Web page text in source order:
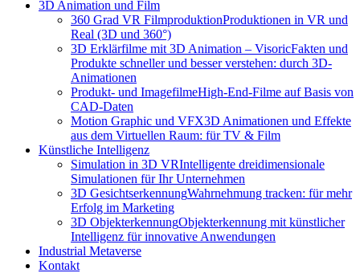
3D Animation und Film
360 Grad VR FilmproduktionProduktionen in VR und
Real (3D und 360°)
3D Erklärfilme mit 3D Animation – VisoricFakten und
Produkte schneller und besser verstehen: durch 3D-
Animationen
Produkt- und ImagefilmeHigh-End-Filme auf Basis von
CAD-Daten
Motion Graphic und VFX3D Animationen und Effekte
aus dem Virtuellen Raum: für TV & Film
Künstliche Intelligenz
Simulation in 3D VRIntelligente dreidimensionale
Simulationen für Ihr Unternehmen
3D GesichtserkennungWahrnehmung tracken: für mehr
Erfolg im Marketing
3D ObjekterkennungObjekterkennung mit künstlicher
Intelligenz für innovative Anwendungen
Industrial Metaverse
Kontakt